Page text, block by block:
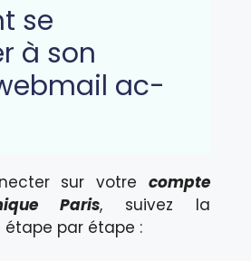
se
à son
ac-
sur votrecompte
Paris, suivez la
par étape :